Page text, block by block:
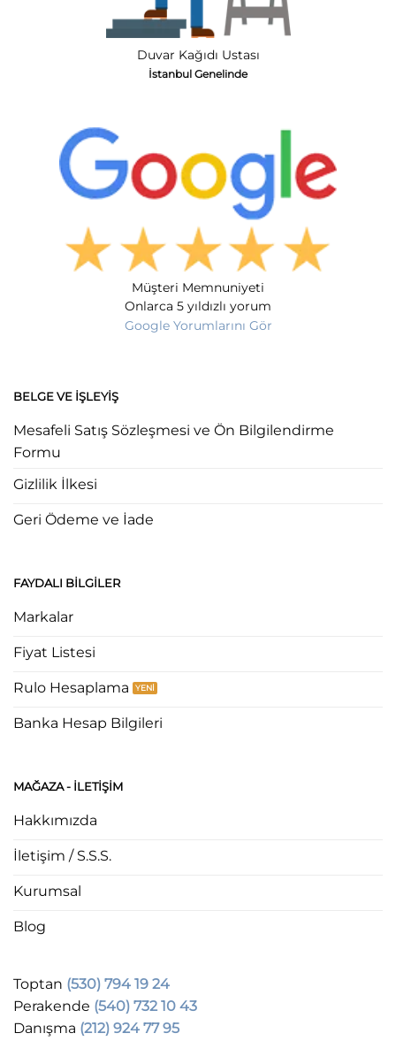
Duvar Kağıdı Ustası
İstanbul Genelinde
Müşteri Memnuniyeti
Onlarca 5 yıldızlı yorum
Google Yorumlarını Gör
BELGE VE İŞLEYIŞ
Mesafeli Satış Sözleşmesi ve Ön Bilgilendirme
Formu
Gizlilik İlkesi
Geri Ödeme ve İade
FAYDALI BILGILER
Markalar
Fiyat Listesi
Rulo Hesaplama
Banka Hesap Bilgileri
MAĞAZA - ILETIŞIM
Hakkımızda
İletişim / S.S.S.
Kurumsal
Blog
Toptan (530) 794 19 24
Perakende (540) 732 10 43
Danışma (212) 924 77 95